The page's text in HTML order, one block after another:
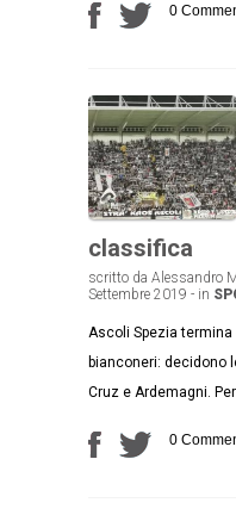
0
classifica
scritto da Alessandro
Settembre 2019 - in
Ascoli Spezia
bianconeri: decidono
Cruz e Ardemagni.
0